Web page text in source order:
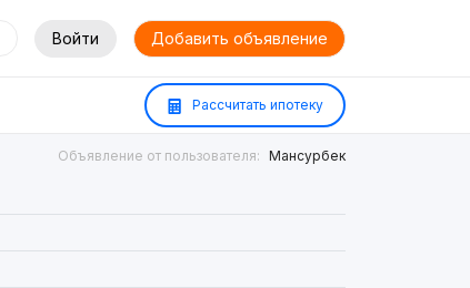
Войти Добавить объявление
Рассчитать ипотеку
Объявление от пользователя: Мансурбек